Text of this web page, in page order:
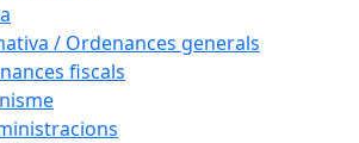
/ Ordenances generals
fiscals